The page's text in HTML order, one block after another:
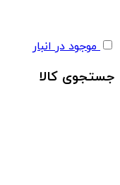
موجود در انبار
جستجوی کالا